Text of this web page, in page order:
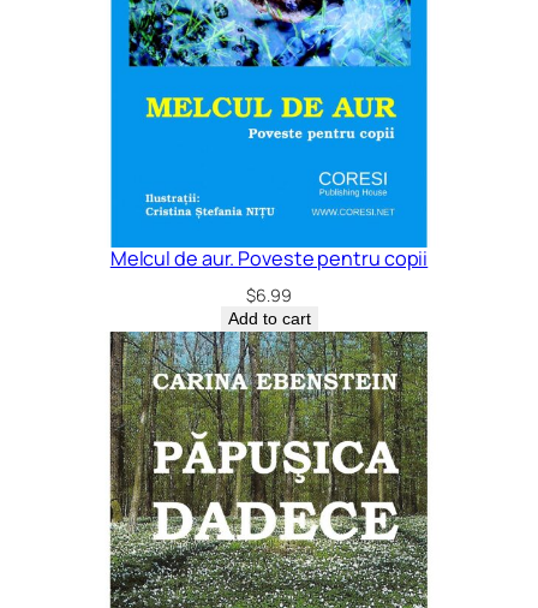
Melcul de aur. Poveste pentru copii
$6.99
Add to cart